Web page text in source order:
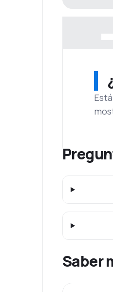
Saber